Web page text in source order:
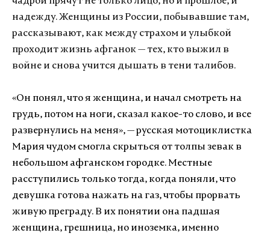
надежду. Женщины из России, побывавшие там,
рассказывают, как между страхом и улыбкой
проходит жизнь афганок — тех, кто выжил в
войне и снова учится дышать в тени талибов.
«Он понял, что я женщина, и начал смотреть на
грудь, потом на ноги, сказал какое-то слово, и все
развернулись на меня», — русская мотоциклистка
Мария чудом смогла скрыться от толпы зевак в
небольшом афганском городке. Местные
расступились только тогда, когда поняли, что
девушка готова нажать на газ, чтобы прорвать
живую преграду. В их понятии она падшая
женщина, грешница, но иноземка, именно